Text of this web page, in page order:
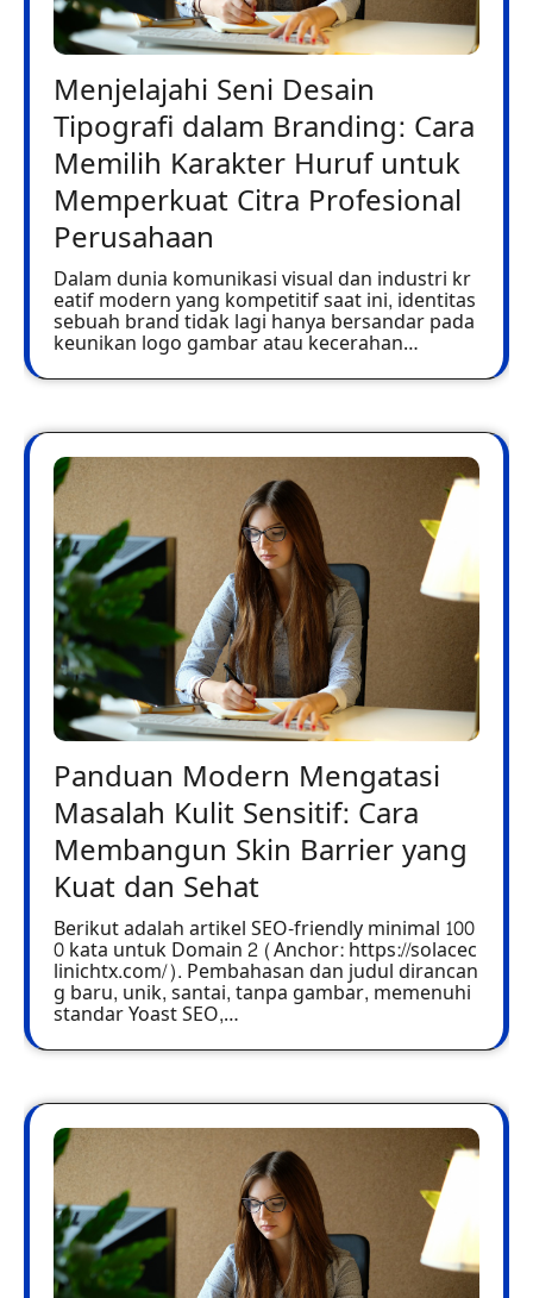
Menjelajahi Seni Desain
Tipografi dalam Branding: Cara
Memilih Karakter Huruf untuk
Memperkuat Citra Profesional
Perusahaan
Dalam dunia komunikasi visual dan industri kr
eatif modern yang kompetitif saat ini, identitas
sebuah brand tidak lagi hanya bersandar pada
keunikan logo gambar atau kecerahan…
Panduan Modern Mengatasi
Masalah Kulit Sensitif: Cara
Membangun Skin Barrier yang
Kuat dan Sehat
Berikut adalah artikel SEO-friendly minimal 100
0 kata untuk Domain 2 (Anchor: https://solacec
linichtx.com/). Pembahasan dan judul dirancan
g baru, unik, santai, tanpa gambar, memenuhi
standar Yoast SEO,…